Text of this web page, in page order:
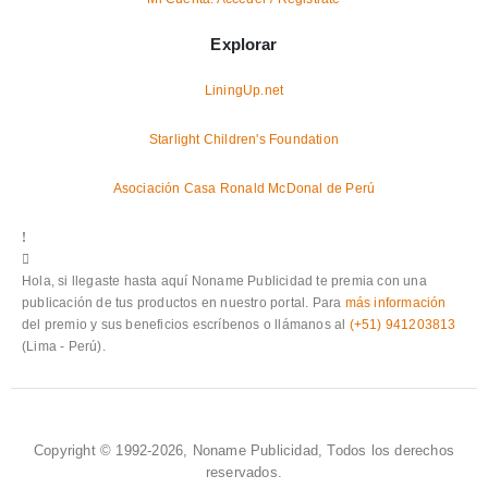
Explorar
LiningUp.net
Starlight Children's Foundation
Asociación Casa Ronald McDonal de Perú
Hola, si llegaste hasta aquí Noname Publicidad te premia con una
publicación de tus productos en nuestro portal. Para más información
del premio y sus beneficios escríbenos o llámanos al (+51) 941203813
(Lima - Perú).
Copyright © 1992-2026, Noname Publicidad, Todos los derechos
reservados.